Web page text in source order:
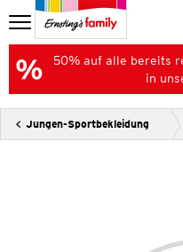
50% auf alle bereits
in
Jungen-Sportbekleidung